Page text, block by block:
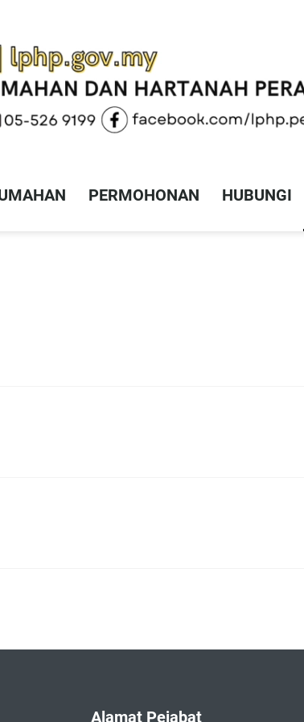
PERMOHONAN HUBUNGI
Alamat Pejabat